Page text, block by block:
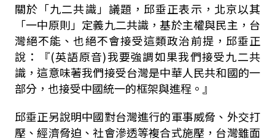
關於「九二共識」議題，邱垂正表示，北京以其
「一中原則」定義九二共識，基於主權與民主，台
灣絕不能、也絕不會接受這類政治前提，邱垂正
說：『(英語原音)我要強調如果我們接受九二共
識，這意味著我們接受台灣是中華人民共和國的一
部分，也接受中國統一的框架與進程。』
邱垂正另說明中國對台灣進行的軍事威脅、外交打
壓、經濟脅迫、社會滲透等複合式施壓，台灣雖面